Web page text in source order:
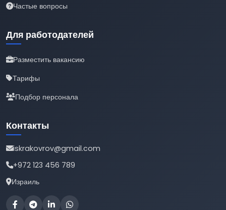
Частые вопросы
Для работодателей
Разместить вакансию
Тарифы
Подбор персонала
Контакты
iskrakovrov@gmail.com
+972 123 456 789
Израиль